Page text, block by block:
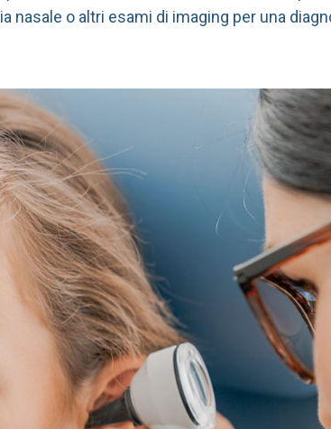
nasale o altri esami di imaging per una